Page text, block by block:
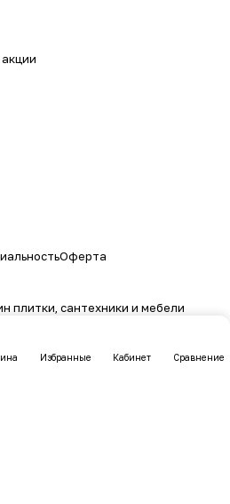
Избранные Кабинет Сравнение
Оферта
плитки, сантехники и мебели